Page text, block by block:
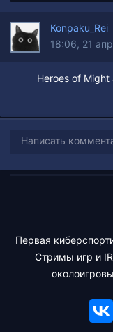
Konpaku_Rei
18:06, 21
Heroes of
Написать
Первая
Стримы игр и